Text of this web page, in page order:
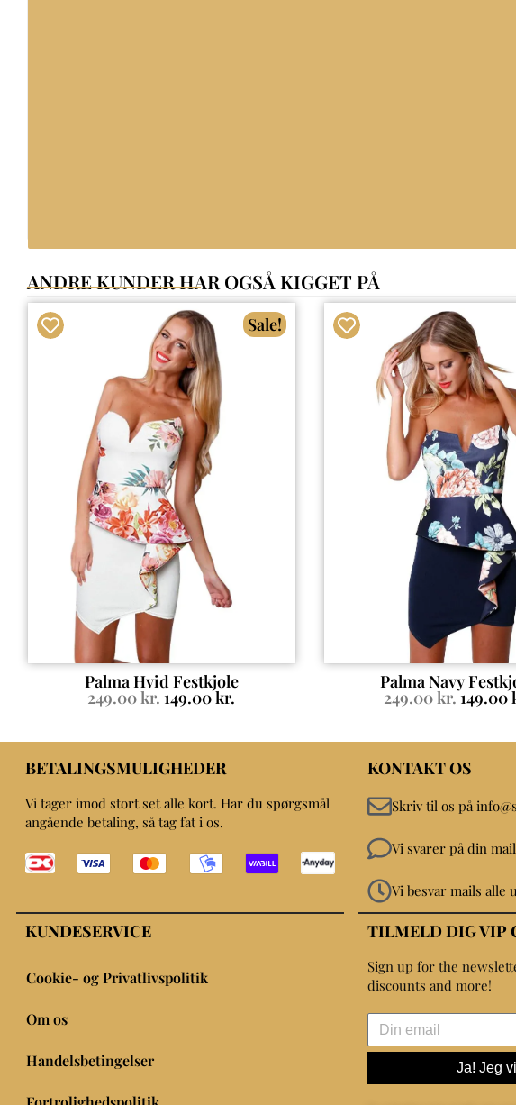
ANDRE KUNDER HAR OGSÅ KIGGET PÅ
Sale!
Palma Hvid Festkjole
249.00kr.149.00kr.
Palma Navy
249.00kr.149.00
BETALINGSMULIGHEDER
Vi tager imod stort set alle kort. Har du spørgsmål
angående betaling, så tag fat i os.
KONTAKT OS
Skriv til os på
Vi svarer på din
Vi besvar mails alle
KUNDESERVICE
Cookie- og Privatlivspolitik
Om os
Handelsbetingelser
TILMELD DIG VIP
Sign up for the
discounts and more!
Ja! Jeg